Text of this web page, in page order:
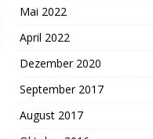
Mai 2022
April 2022
Dezember 2020
September 2017
August 2017